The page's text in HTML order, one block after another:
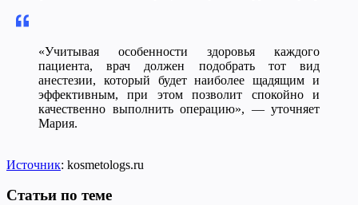
«Учитывая особенности здоровья каждого
пациента, врач должен подобрать тот вид
анестезии, который будет наиболее щадящим и
эффективным, при этом позволит спокойно и
качественно выполнить операцию», — уточняет
Мария.
Источник: kosmetologs.ru
Статьи по теме